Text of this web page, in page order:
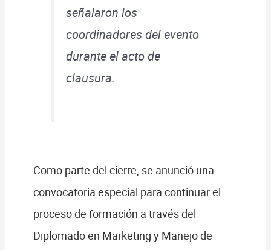
señalaron los
coordinadores del evento
durante el acto de
clausura.
Como parte del cierre, se anunció una
convocatoria especial para continuar el
proceso de formación a través del
Diplomado en Marketing y Manejo de